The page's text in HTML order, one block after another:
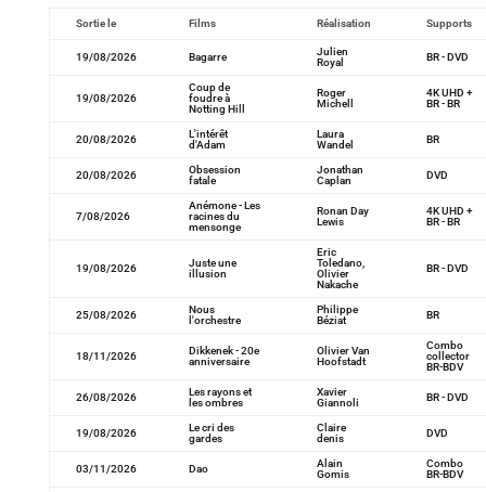
Sortie le Films Réalisation Supports
19/08/2026 Bagarre
Julien
Royal
BR - DVD
19/08/2026
Coup de
foudre à
Notting Hill
Roger
Michell
4K UHD +
BR - BR
20/08/2026
L'intérêt
d'Adam
Laura
Wandel
BR
20/08/2026
Obsession
fatale
Jonathan
Caplan
DVD
7/08/2026
Anémone - Les
racines du
mensonge
Ronan Day
Lewis
4K UHD +
BR - BR
19/08/2026
Juste une
illusion
Eric
Toledano,
Olivier
Nakache
BR - DVD
25/08/2026
Nous
l'orchestre
Philippe
Béziat
BR
18/11/2026
Dikkenek - 20e
anniversaire
Olivier Van
Hoofstadt
Combo
collector
BR-BDV
26/08/2026
Les rayons et
les ombres
Xavier
Giannoli
BR - DVD
19/08/2026
Le cri des
gardes
Claire
denis
DVD
03/11/2026 Dao
Alain
Gomis
Combo
BR-BDV